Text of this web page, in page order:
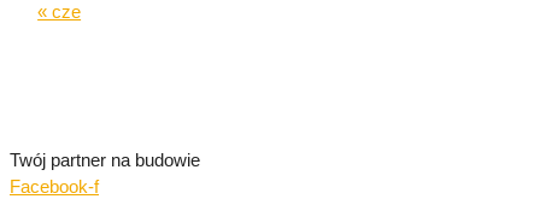
« cze
Twój partner na budowie
Facebook-f